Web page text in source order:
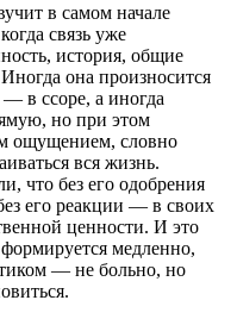
в самом начале
связь уже
история, общие
она произносится
в ссоре, а иногда
но при этом
ощущением, словно
вся жизнь.
что без его одобрения
его реакции — в своих
ценности. И это
медленно,
— не больно, но